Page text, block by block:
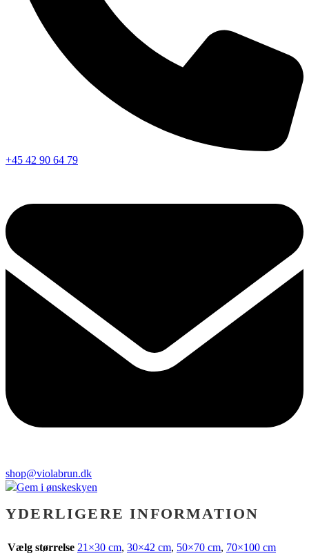
+45 42 90 64 79
shop@violabrun.dk
Gem i ønskeskyen
YDERLIGERE INFORMATION
Vælg størrelse 21×30 cm, 30×42 cm, 50×70 cm, 70×100 cm